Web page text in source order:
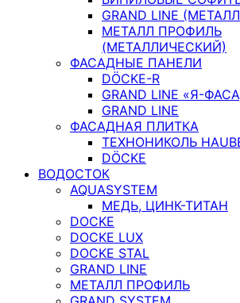
GRAND LINE
МЕТАЛЛ ПРОФИЛЬ
(МЕТАЛЛИЧЕСКИЙ)
ФАСАДНЫЕ ПАНЕЛИ
DÖCKE-R
GRAND LINE «Я-
GRAND LINE
ФАСАДНАЯ ПЛИТКА
ТЕХНОНИКОЛЬ
DÖCKE
ВОДОСТОК
AQUASYSTEM
МЕДЬ, ЦИНК-ТИТАН
DOCKE
DOCKE LUX
DOCKE STAL
GRAND LINE
МЕТАЛЛ ПРОФИЛЬ